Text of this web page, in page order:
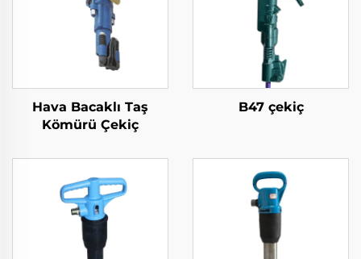
Hava Bacaklı Taş
Kömürü Çekiç
B47 çekiç